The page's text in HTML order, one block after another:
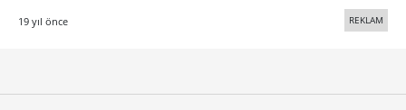
19 yıl önce REKLAM